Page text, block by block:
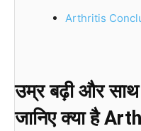
Arthritis
उम्र बढ़ी और साथ
जानिए क्या है